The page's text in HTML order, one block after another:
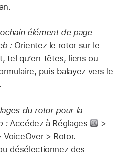
élément de page
:Orientez le rotor sur le
tel qu’en-têtes, liens ou
puis balayez vers le
du rotor pour la
:Accédez à Réglages
>
VoiceOver > Rotor.
désélectionnez des